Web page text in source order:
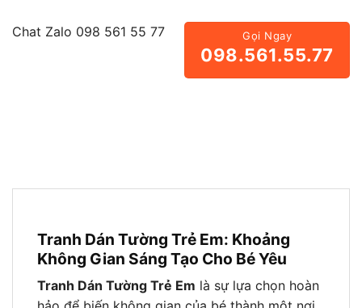
280.000 đ/m2.
Chat Zalo 098 561 55 77 Gọi Ngay
098.561.55.77
Tranh Dán Tường Trẻ Em: Khoảng
Không Gian Sáng Tạo Cho Bé Yêu
Tranh Dán Tường Trẻ Em là sự lựa chọn hoàn